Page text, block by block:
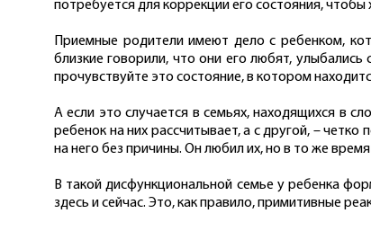
потребуется для коррекции его состояния,
Приемные родители имеют дело с ребенком,
близкие говорили, что они его любят,
прочувствуйте это состояние, в котором
А если это случается в семьях, находящихся в
ребенок на них рассчитывает, а с другой, –
на него без причины. Он любил их, но в то же
В такой дисфункциональной семье у ребенка
здесь и сейчас. Это, как правило, примитивные